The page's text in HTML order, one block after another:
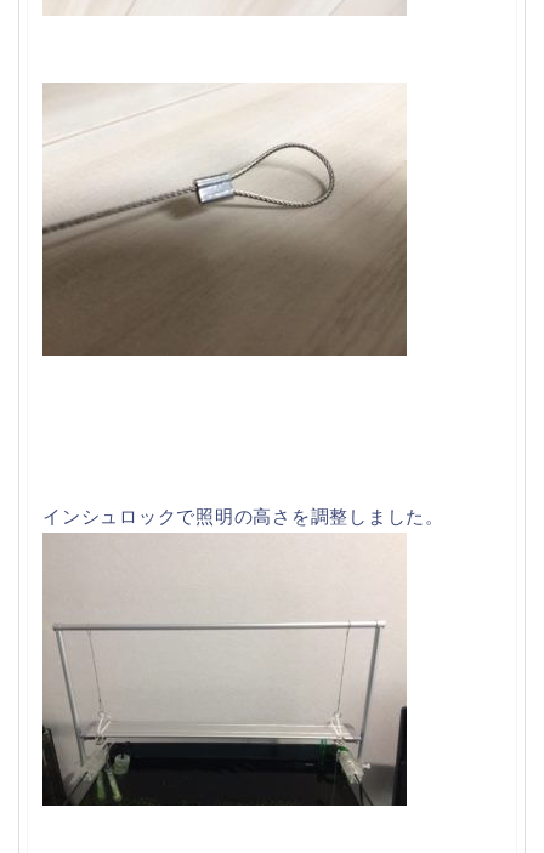
インシュロックで照明の高さを調整しました。